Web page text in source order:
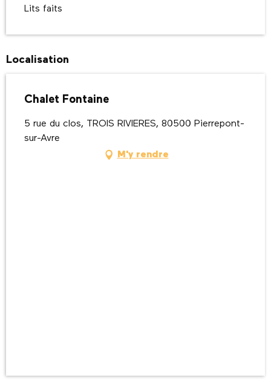
Lits faits
Localisation
Chalet Fontaine
5 rue du clos, TROIS RIVIERES, 80500 Pierrepont-
sur-Avre
M'y rendre